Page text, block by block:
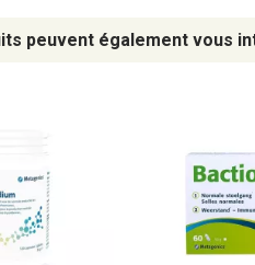
peuvent également vous